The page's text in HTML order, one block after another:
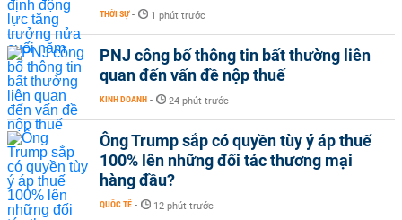
THỜI SỰ - 1 phút trước
PNJ công bố thông tin bất thường liên
quan đến vấn đề nộp thuế
KINH DOANH - 24 phút trước
Ông Trump sắp có quyền tùy ý áp thuế
100% lên những đối tác thương mại
hàng đầu?
QUỐC TẾ - 12 phút trước